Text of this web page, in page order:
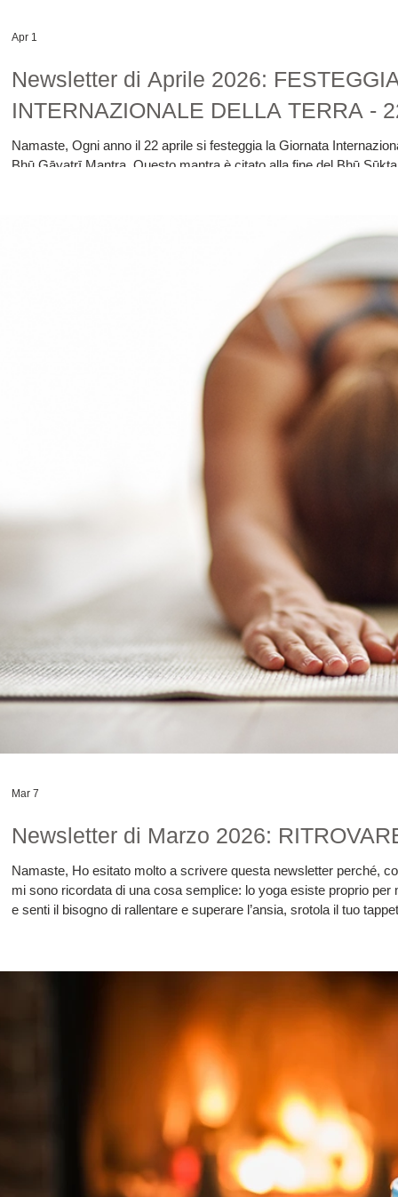
Newsletter di Aprile 2026:
INTERNAZIONALE DELLA TERRA -
Namaste, Ogni anno il 22 aprile si festeggia la Giornata
Bhū Gāyatrī Mantra. Questo mantra è citato alla fine del Bhū
Apr 1
Newsletter di Marzo 2026:
Namaste, Ho esitato molto a scrivere questa newsletter perché,
mi sono ricordata di una cosa semplice: lo yoga esiste proprio
e senti il bisogno di rallentare e superare l’ansia, srotola il tuo
Mar 7